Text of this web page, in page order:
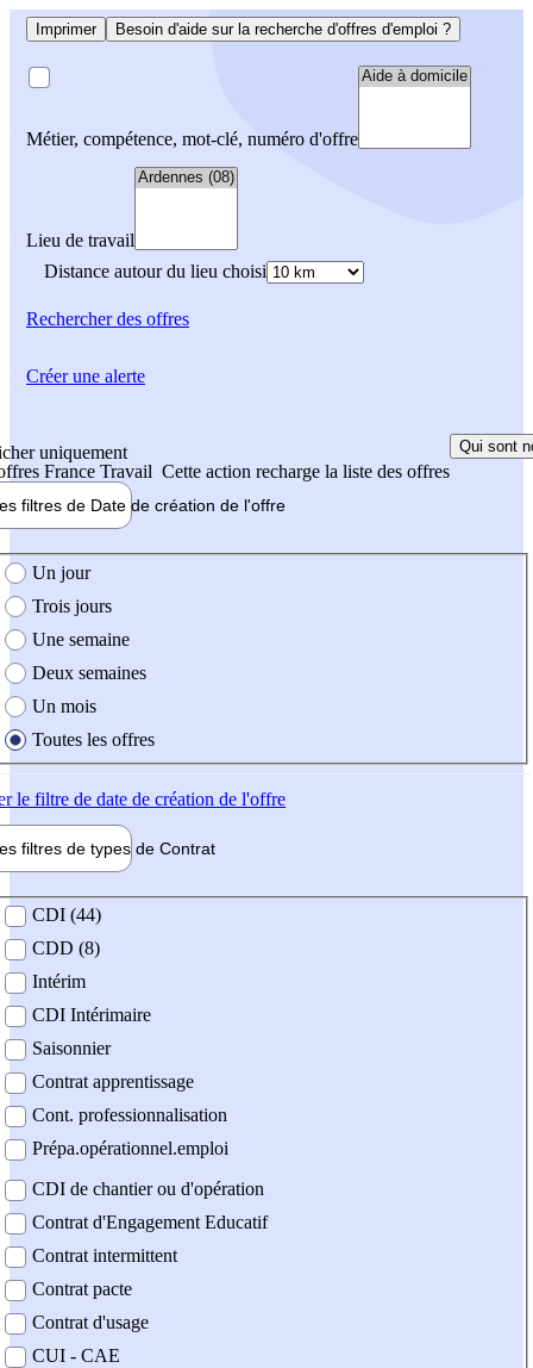
Imprimer Besoin d'aide sur la recherche d'offres d'emploi ?
Métier, compétence, mot-clé, numéro d'offre
Lieu de travail
Distance autour du lieu choisi
Rechercherdes offres
uniquement
France Travail Cette action recharge la liste des offres
Qui sont
filtres de Date de création de l'offre
création de l'offre
Un jour
Trois jours
Une semaine
Deux semaines
Un mois
Toutes les offres
le filtre de date de création de l'offre
filtres de types de Contrat
contrat
CDI (44)
CDD (8)
Intérim
CDI Intérimaire
Saisonnier
Contrat apprentissage
Cont. professionnalisation
Prépa.opérationnel.emploi
CDI de chantier ou d'opération
Contrat d'Engagement Educatif
Contrat intermittent
Contrat pacte
Contrat d'usage
CUI - CAE
Créer une alerte